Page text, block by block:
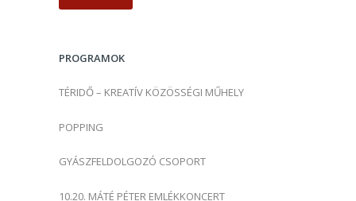
s
:PROGRAMOK
TÉRIDŐ – KREATÍV KÖZÖSSÉGI MŰHELY
POPPING
GYÁSZFELDOLGOZÓ CSOPORT
10.20. MÁTÉ PÉTER EMLÉKKONCERT